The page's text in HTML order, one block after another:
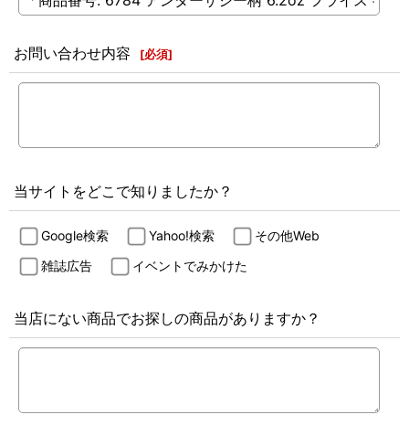
お問い合わせ内容 [必須]
当サイトをどこで知りましたか？
Google検索 Yahoo!検索
その他Web
雑誌広告
イベントでみかけた
当店にない商品でお探しの商品がありますか？